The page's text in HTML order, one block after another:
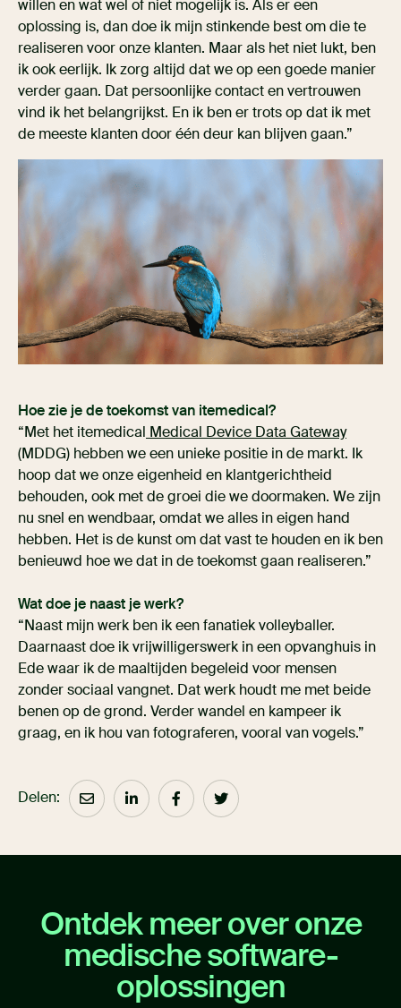
willen en wat wel of niet mogelijk is. Als er een
oplossing is, dan doe ik mijn stinkende best om die te
realiseren voor onze klanten. Maar als het niet lukt, ben
ik ook eerlijk. Ik zorg altijd dat we op een goede manier
verder gaan. Dat persoonlijke contact en vertrouwen
vind ik het belangrijkst. En ik ben er trots op dat ik met
de meeste klanten door één deur kan blijven gaan.”
Hoe zie je de toekomst van itemedical?
“Met het itemedical Medical Device Data Gateway
(MDDG) hebben we een unieke positie in de markt. Ik
hoop dat we onze eigenheid en klantgerichtheid
behouden, ook met de groei die we doormaken. We zijn
nu snel en wendbaar, omdat we alles in eigen hand
hebben. Het is de kunst om dat vast te houden en ik ben
benieuwd hoe we dat in de toekomst gaan realiseren.”
Wat doe je naast je werk?
“Naast mijn werk ben ik een fanatiek volleyballer.
Daarnaast doe ik vrijwilligerswerk in een opvanghuis in
Ede waar ik de maaltijden begeleid voor mensen
zonder sociaal vangnet. Dat werk houdt me met beide
benen op de grond. Verder wandel en kampeer ik
graag, en ik hou van fotograferen, vooral van vogels.”
Delen:
Ontdek meer over onze
medische software-
oplossingen